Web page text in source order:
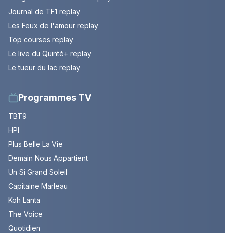
Journal de TF1 replay
Les Feux de l'amour replay
Top courses replay
Le live du Quinté+ replay
Le tueur du lac replay
Programmes TV
TBT9
HPI
Plus Belle La Vie
Demain Nous Appartient
Un Si Grand Soleil
Capitaine Marleau
Koh Lanta
The Voice
Quotidien